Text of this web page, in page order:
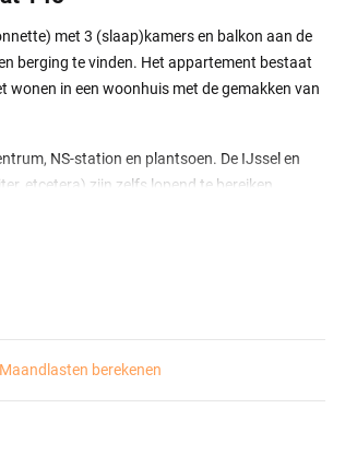
met 3 (slaap)kamers en balkon aan de
berging te vinden. Het appartement bestaat
in een woonhuis met de gemakken van
NS-station en plantsoen. De IJssel en
etcetera) zijn zelfs lopend te bereiken.
van diverse apparatuur, provisieruimte,
Maandlasten berekenen